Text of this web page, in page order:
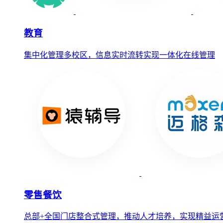
教育
集中化管理多校区，信息实时流转实现一体化在线管理
零售餐饮
总部+全国门店整合式管理，推动人才培养，实现精益运